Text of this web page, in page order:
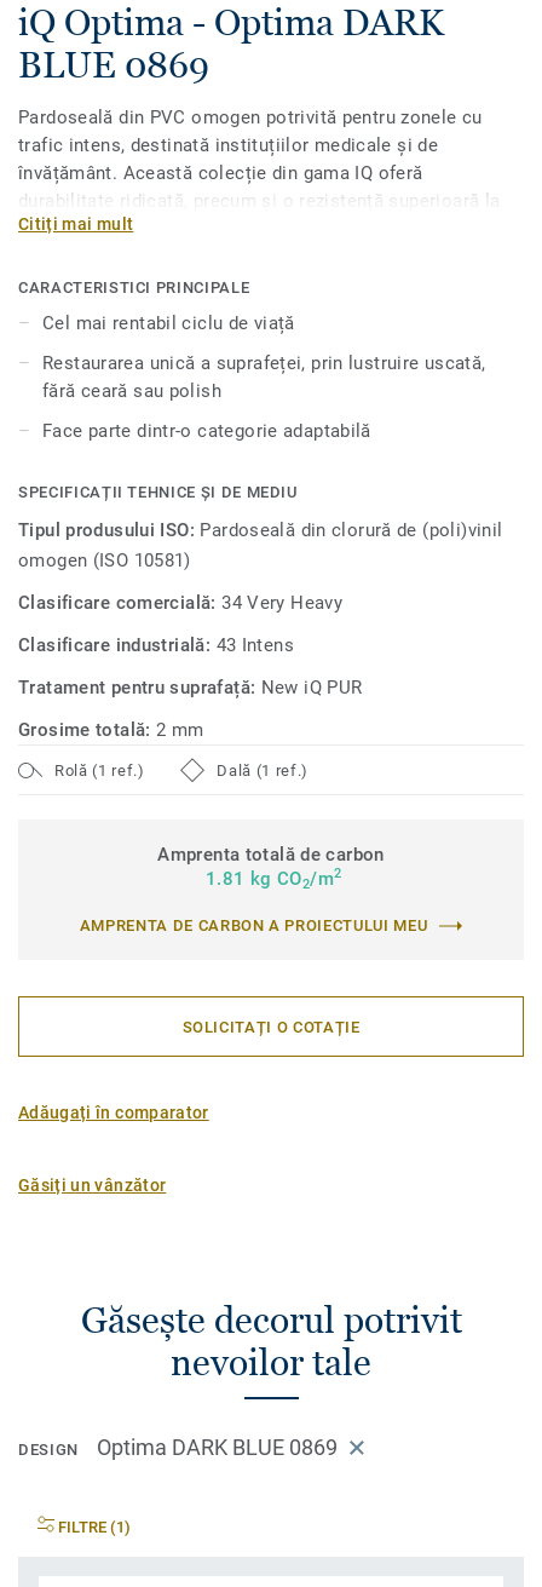
iQ Optima - Optima DARK
BLUE 0869
Pardoseală din PVC omogen potrivită pentru zonele cu
trafic intens, destinată instituțiilor medicale și de
învățământ. Această colecție din gama IQ oferă
durabilitate ridicată, precum și o rezistență superioară la
uzură, la pete și la abraziune, pentru zonele cu trafic intens,
nevoie de lustruire sau de ceruire, o simplă curățare uscată
este suficientă pentru a restabili aspectul original al
suprafeței. Colecția iQ Optima oferă tipuri variate de
design, de la gri și bej neutru până la galben, portocaliu,
mov sau verde.
Citiți mai mult
CARACTERISTICI PRINCIPALE
Cel mai rentabil ciclu de viață
Restaurarea unică a suprafeței, prin lustruire uscată,
fără ceară sau polish
Face parte dintr-o categorie adaptabilă
SPECIFICAȚII TEHNICE ȘI DE MEDIU
Tipul produsului ISO: Pardoseală din clorură de (poli)vinil
omogen (ISO 10581)
Clasificare comercială:34 Very Heavy
Clasificare industrială: 43 Intens
Tratament pentru suprafață: New iQ PUR
Grosime totală:2 mm
Rolă (1 ref.) Dală (1 ref.)
Amprenta totală de carbon
1.81 kg CO2/m2
AMPRENTA DE CARBON A PROIECTULUI MEU
SOLICITAȚI O COTAȚIE
Adăugați în comparator
Găsiți un vânzător
Găsește decorul potrivit
nevoilor tale
DESIGN Optima DARK BLUE 0869
FILTRE (1)